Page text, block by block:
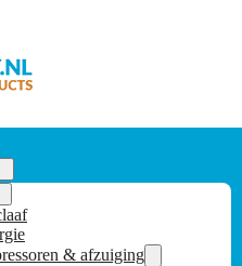
& afzuiging